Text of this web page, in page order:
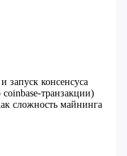
запуск консенсуса
транзакции)
сложность майнинга